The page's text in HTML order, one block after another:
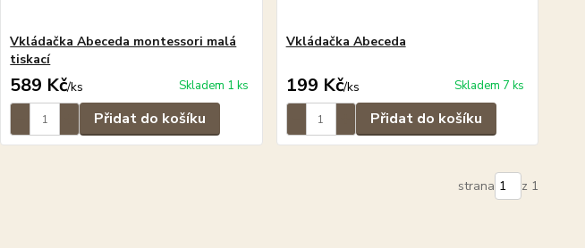
Vkládačka Abeceda montessori malá
tiskací
589 Kč/ks Skladem 1 ks
Přidat do košíku
Vkládačka Abeceda
199 Kč/ks Skladem 7 ks
Přidat do košíku
strana z 1